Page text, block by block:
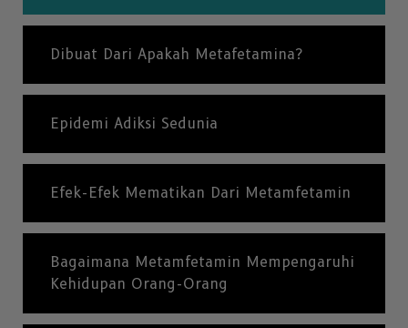
Dibuat Dari Apakah Metafetamina?
Epidemi Adiksi Sedunia
Efek-Efek Mematikan Dari Metamfetamin
Bagaimana Metamfetamin Mempengaruhi
Kehidupan Orang-Orang